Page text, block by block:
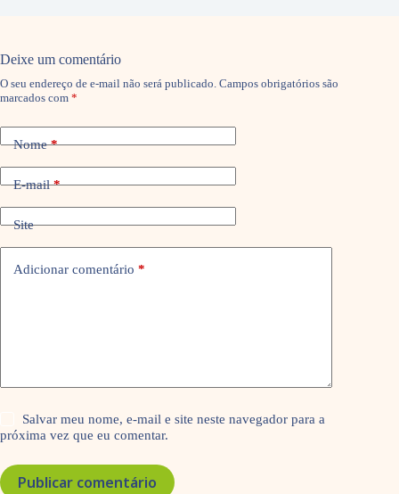
Deixe um comentário
O seu endereço de e-mail não será publicado. Campos obrigatórios são
marcados com *
Nome*
E-mail*
Site
Adicionar comentário *
Salvar meu nome, e-mail e site neste navegador para a
próxima vez que eu comentar.
Publicar comentário